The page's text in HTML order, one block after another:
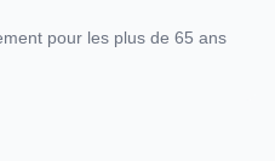
pour les plus de 65 ans